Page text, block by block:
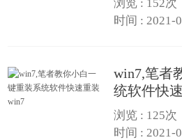
浏览 : 152次
时间 : 2021-
win7,笔者
统软件快
浏览 : 125次
时间 : 2021-